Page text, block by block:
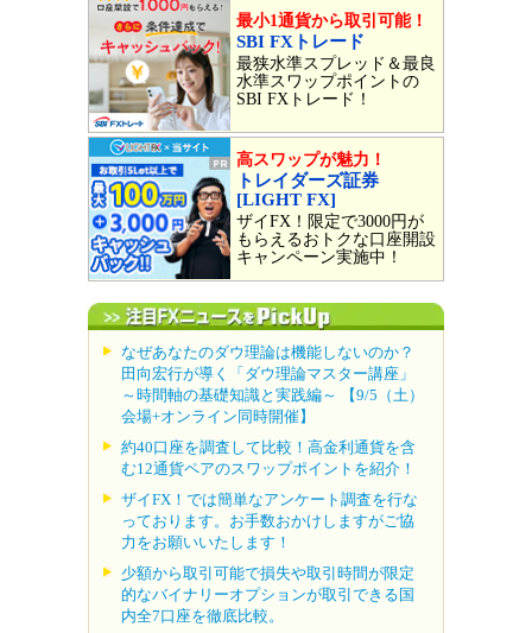
最小1通貨から取引可能！
SBI FXトレード
最狭水準スプレッド＆最良
水準スワップポイントの
SBI FXトレード！
高スワップが魅力！
トレイダーズ証券
[LIGHT FX]
ザイFX！限定で3000円が
もらえるおトクな口座開設
キャンペーン実施中！
なぜあなたのダウ理論は機能しないのか？
田向宏行が導く「ダウ理論マスター講座」
～時間軸の基礎知識と実践編～ 【9/5（土）
会場+オンライン同時開催】
約40口座を調査して比較！高金利通貨を含
む12通貨ペアのスワップポイントを紹介！
ザイFX！では簡単なアンケート調査を行な
っております。お手数おかけしますがご協
力をお願いいたします！
少額から取引可能で損失や取引時間が限定
的なバイナリーオプションが取引できる国
内全7口座を徹底比較。